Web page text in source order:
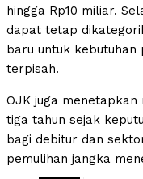
hingga Rp10 miliar.
dapat tetap
baru untuk kebutuhan
terpisah.
OJK juga
tiga tahun sejak
bagi debitur dan
pemulihan jangka